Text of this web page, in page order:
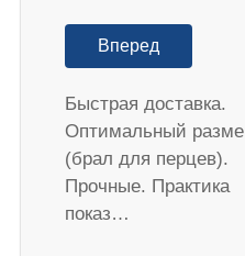
Вперед
Быстрая доставка.
Оптимальный
(брал для перцев).
Прочные. Практика
показ…